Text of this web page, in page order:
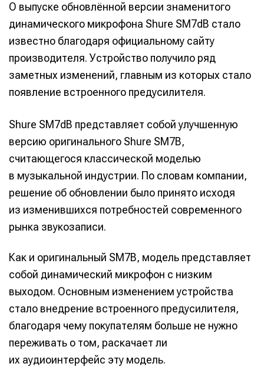
О выпуске обновлённой версии знаменитого
динамического микрофона Shure SM7dB стало
известно благодаря официальному сайту
производителя. Устройство получило ряд
заметных изменений, главным из которых стало
появление встроенного предусилителя.
Shure SM7dB представляет собой улучшенную
версию оригинального Shure SM7B,
считающегося классической моделью
в музыкальной индустрии. По словам компании,
решение об обновлении было принято исходя
из изменившихся потребностей современного
рынка звукозаписи.
Как и оригинальный SM7B, модель представляет
собой динамический микрофон с низким
выходом. Основным изменением устройства
стало внедрение встроенного предусилителя,
благодаря чему покупателям больше не нужно
переживать о том, раскачает ли
их аудиоинтерфейс эту модель.